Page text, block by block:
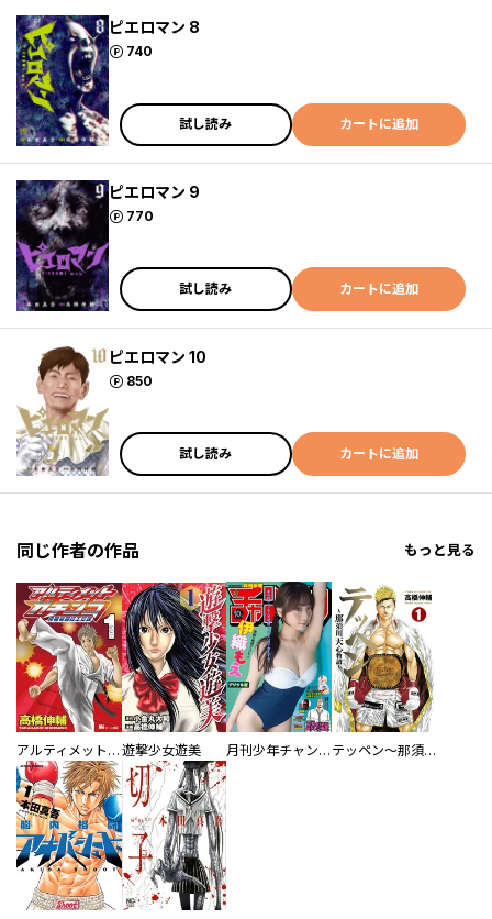
ピエロマン 8
740
ポイント
試し読み カートに追加
ピエロマン 9
770
ポイント
試し読み カートに追加
ピエロマン 10
850
ポイント
試し読み カートに追加
同じ作者の作品 もっと見る
アルティメットガチンコ 異種格闘技王伝説 遊撃少女遊美 月刊少年チャンピオン テッペン～那須川天心物語～